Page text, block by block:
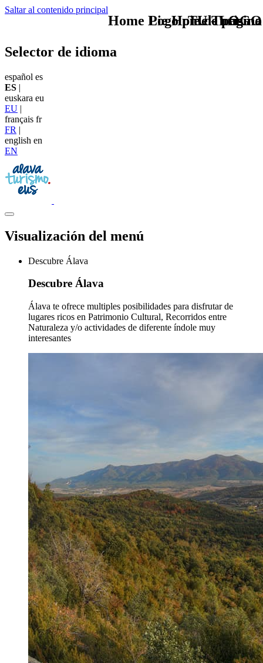
Saltar al contenido principal
TU - LOGO
Selector de idioma
español es
ES |
euskara eu
EU |
français fr
FR |
english en
EN
Visualización del menú
Descubre Álava
Descubre Álava
Álava te ofrece multiples posibilidades para disfrutar de
lugares ricos en Patrimonio Cultural, Recorridos entre
Naturaleza y/o actividades de diferente índole muy
interesantes
Home Logo pie de página
Pie Home Turismo